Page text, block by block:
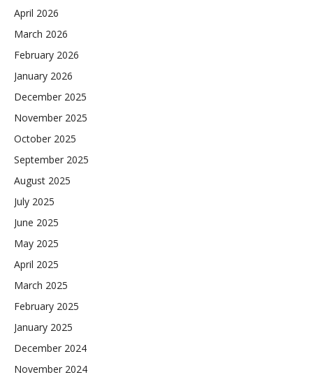
April 2026
March 2026
February 2026
January 2026
December 2025
November 2025
October 2025
September 2025
August 2025
July 2025
June 2025
May 2025
April 2025
March 2025
February 2025
January 2025
December 2024
November 2024